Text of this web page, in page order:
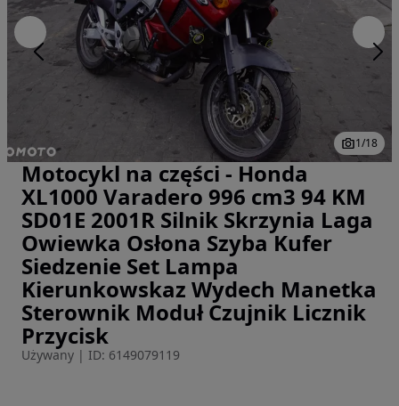
Zdjęcie 1 z 18
1/18
Motocykl na części - Honda
XL1000 Varadero 996 cm3 94 KM
SD01E 2001R Silnik Skrzynia Laga
Owiewka Osłona Szyba Kufer
Siedzenie Set Lampa
Kierunkowskaz Wydech Manetka
Sterownik Moduł Czujnik Licznik
Przycisk
Używany | ID: 6149079119